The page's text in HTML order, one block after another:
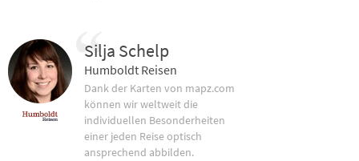
Silja Schelp
Humboldt Reisen
Dank der Karten von mapz.com
können wir weltweit die
individuellen Besonderheiten
einer jeden Reise optisch
ansprechend abbilden.